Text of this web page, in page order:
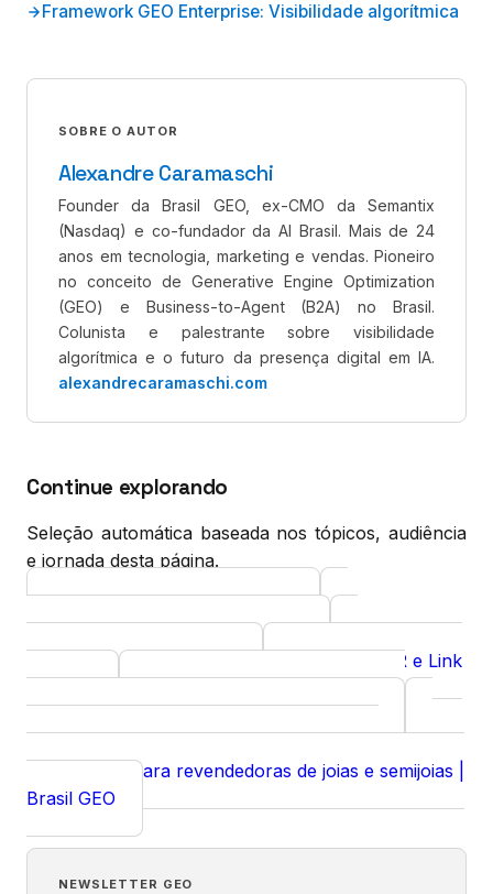
Framework GEO Enterprise: Visibilidade algorítmica
SOBRE O AUTOR
Alexandre Caramaschi
Founder da Brasil GEO, ex-CMO da Semantix
(Nasdaq) e co-fundador da AI Brasil. Mais de 24
anos em tecnologia, marketing e vendas. Pioneiro
no conceito de Generative Engine Optimization
(GEO) e Business-to-Agent (B2A) no Brasil.
Colunista e palestrante sobre visibilidade
algorítmica e o futuro da presença digital em IA.
alexandrecaramaschi.com
Continue explorando
Seleção automática baseada nos tópicos, audiência
e jornada desta página.
Diagnóstico GEO gratuito
Autoridade Temática
Digital PR e Link
GEO para Fintechs: Como
educacional para revendedoras de joias e semijoias |
Brasil GEO
NEWSLETTER GEO